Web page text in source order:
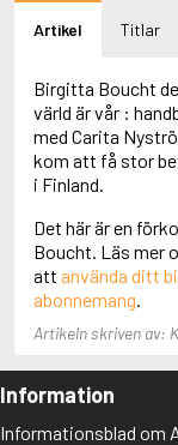
Adnan, Etel
Adolfsson, Evert
Adolfsson, Gunnar
Adolfsson,
Adolfsson, Maria
Adolphsen, Peter
Artikel Titlar
Birgitta Boucht
värld är vår :
med Carita
kom att få stor
i Finland.
Det här är en
Boucht. Läs mer
att använda ditt
abonnemang
Artikeln skriven av:
Information
Informationsblad om